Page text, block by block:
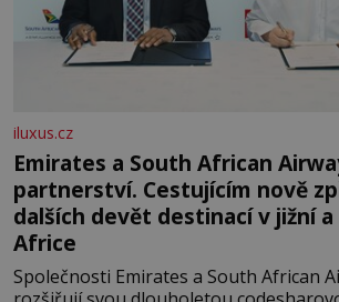
iluxus.cz
Emirates a South African
partnerství. Cestujícím nově
dalších devět destinací v jižní
Africe
Společnosti Emirates a South African